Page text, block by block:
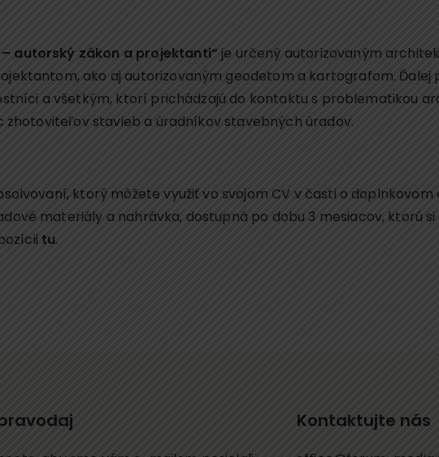
autorský zákon a projektanti“je určený autorizovaným
ako aj autorizovaným geodetom a kartografom.
a všetkým, ktorí prichádzajú do kontaktu s problematikou
stavieb a úradníkov stavebných úradov.
ktorý môžete využiť vo svojom CV v časti o
materiály a nahrávka, dostupná po dobu 3 mesiacov, ktorú
tu.
Kontaktujte nás